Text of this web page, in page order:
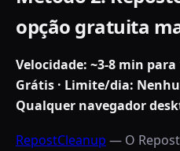
opção gratuita
Velocidade: ~3-8 min para
Grátis · Limite/dia:
Qualquer navegador
RepostCleanup — O